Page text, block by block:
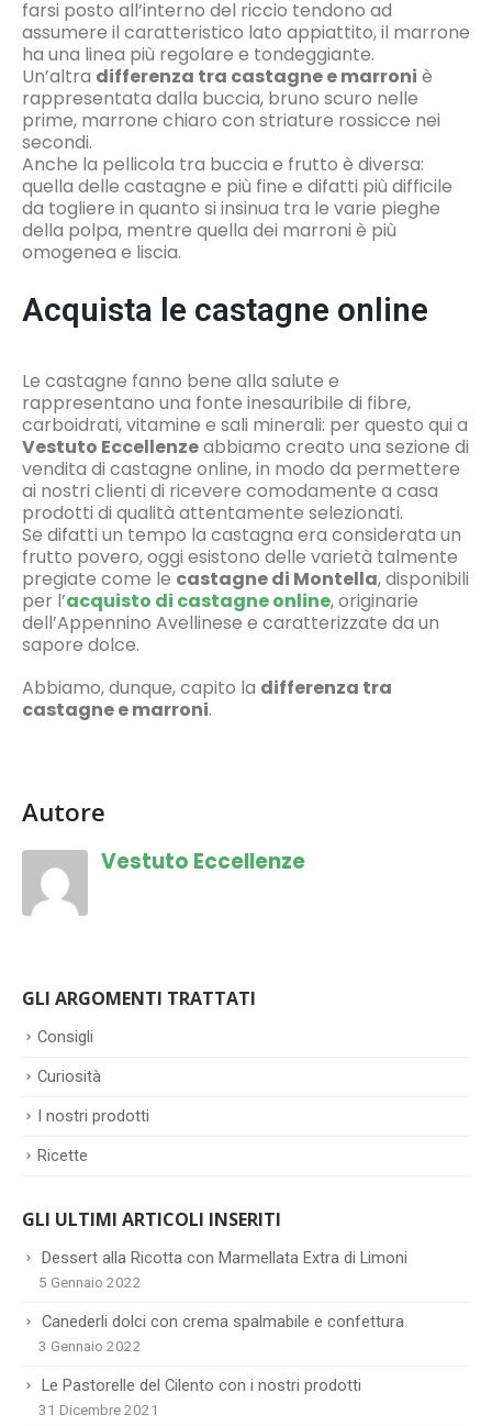
farsi posto all’interno del riccio tendono ad
assumere il caratteristico lato appiattito, il marrone
ha una linea più regolare e tondeggiante.
Un’altra differenza tra castagne e marroni è
rappresentata dalla buccia, bruno scuro nelle
prime, marrone chiaro con striature rossicce nei
secondi.
Anche la pellicola tra buccia e frutto è diversa:
quella delle castagne e più fine e difatti più difficile
da togliere in quanto si insinua tra le varie pieghe
della polpa, mentre quella dei marroni è più
omogenea e liscia.
Acquista le castagne online
Le castagne fanno bene alla salute e
rappresentano una fonte inesauribile di fibre,
carboidrati, vitamine e sali minerali: per questo qui a
Vestuto Eccellenzeabbiamo creato una sezione di
vendita di castagne online, in modo da permettere
ai nostri clienti di ricevere comodamente a casa
prodotti di qualità attentamente selezionati.
Se difatti un tempo la castagna era considerata un
frutto povero, oggi esistono delle varietà talmente
pregiate come le castagne di Montella, disponibili
per l’acquisto di castagne online, originarie
dell’Appennino Avellinese e caratterizzate da un
sapore dolce.
Abbiamo, dunque, capito la differenza tra
castagne e marroni.
Autore
Vestuto Eccellenze
GLI ARGOMENTI TRATTATI
Consigli
Curiosità
I nostri prodotti
Ricette
GLI ULTIMI ARTICOLI INSERITI
Dessert alla Ricotta con Marmellata Extra di Limoni
5 Gennaio 2022
Canederli dolci con crema spalmabile e confettura
3 Gennaio 2022
Le Pastorelle del Cilento con i nostri prodotti
31 Dicembre 2021